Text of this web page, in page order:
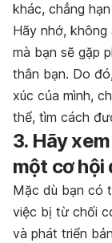
khác, chẳng
Hãy nhớ,
mà bạn sẽ gặp
thân bạn. Do
xúc của mình,
thể, tìm cách
3. Hãy
một cơ hội
Mặc dù bạn có
việc bị từ chối
và phát triển